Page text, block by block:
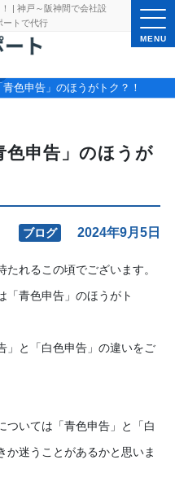
| 神戸～阪神間で会社設
ートで代行
MENU
色申告」のほうがトク？！
色申告」のほうが
ブログ 2024年9月5日
れるこの頃でございます。
「青色申告」のほうがト
」と「白色申告」の違いをご
ついては「青色申告」と「白
か迷うことがあるかと思いま